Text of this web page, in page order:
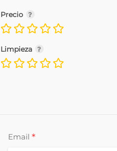
Precio
Limpieza
Email *